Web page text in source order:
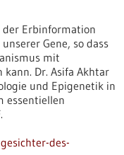
der Erbinformation
Gene, so dass
mit
Dr. Asifa Akhtar
und Epigenetik in
essentiellen
des-